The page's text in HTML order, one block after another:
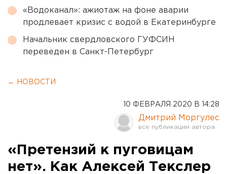
«Водоканал»: ажиотаж на фоне аварии
продлевает кризис с водой в Екатеринбурге
Начальник свердловского ГУФСИН
переведен в Санкт-Петербург
← НОВОСТИ
10 ФЕВРАЛЯ 2020 В 14:28
Дмитрий Моргулес
«Претензий к пуговицам
нет». Как Алексей Текслер